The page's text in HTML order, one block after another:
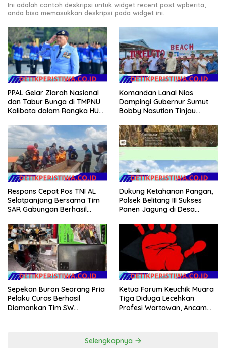
Ini adalah contoh deskripsi untuk widget recent post wpberita,
anda bisa memasukkan deskripsi pada widget ini.
PPAL Gelar Ziarah Nasional
dan Tabur Bunga di TMPNU
Kalibata dalam Rangka HUT
Komandan Lanal Nias
Dampingi Gubernur Sumut
Bobby Nasution Tinjau
Budidaya Rumput Laut di
Nias Utara
Respons Cepat Pos TNI AL
Selatpanjang Bersama Tim
SAR Gabungan Berhasil
Kapal Karam di Perairan
Mengkikip Kepulauan Meranti
Dukung Ketahanan Pangan,
Polsek Belitang III Sukses
Panen Jagung di Desa
Sepekan Buron Seorang Pria
Pelaku Curas Berhasil
Diamankan Tim SW
Ketua Forum Keuchik Muara
Tiga Diduga Lecehkan
Profesi Wartawan, Ancam
Selengkapnya